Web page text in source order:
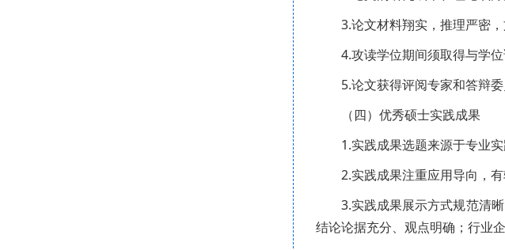
3.论文材料翔实，推理严密
4.攻读学位期间须取得与学
5.论文获得评阅专家和答辩委
（四）优秀硕士实践成果
1.实践成果选题来源于专业
2.实践成果注重应用导向，
3.实践成果展示方式规范清
结论论据充分、观点明确；行业